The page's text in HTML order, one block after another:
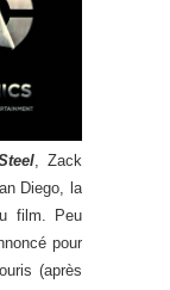
, Zack
Diego, la
film. Peu
pour
(après